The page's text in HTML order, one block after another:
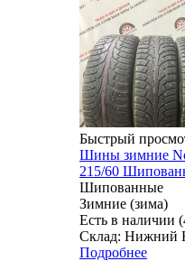
Быстрый
Шины зимние
215/60
Шипованные
Зимние (зима)
Есть в наличии
Склад: Нижний
Подробнее